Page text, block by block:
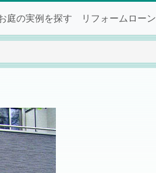
庭の実例を探す リフォームローン